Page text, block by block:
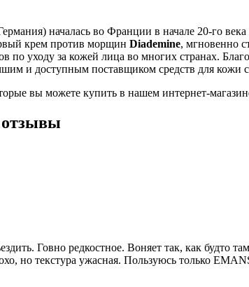
началась во Франции в начале 20-го
крем против морщин Diademine, мгновенно
по уходу за кожей лица во многих странах.
и доступным поставщиком средств для кожи
вы можете купить в нашем интернет-
Говно редкостное. Воняет так, как будто
но текстура ужасная. Пользуюсь только